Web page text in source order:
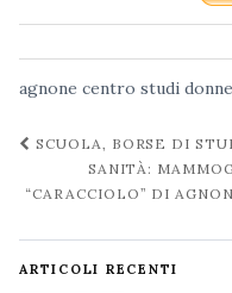
agnone centro studi donne
Navigazione
SCUOLA, BORSE DI
SANITÀ:
“CARACCIOLO” DI
ARTICOLI RECENTI